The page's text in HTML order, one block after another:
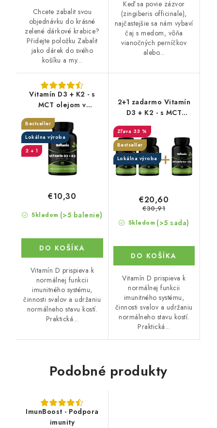
Chcete zabalit svou
objednávku do krásné
zelené dárkové krabice?
Přidejte položku Zabalit
jako dárek do svého
košíku a my...
Keď sa povie zázvor
(zingiberis officinale),
najčastejšie sa nám vybaví
čaj s medom, vôňa
vianočných perníčkov
alebo...
Vitamín D3 + K2 - s
MCT olejom v
Bestseller
Lokálna výroba
2 + 1
Skladom (>5 balenie)
€10,30
DO KOŠÍKA
Vitamín D prispieva k
normálnej funkcii
imunitného systému,
činnosti svalov a udržaniu
normálneho stavu kostí.
Praktická...
2+1 zadarmo Vitamín
D3 + K2 - s MCT
33 %
Bestseller
Lokálna výroba
Skladom (>5 sada)
€20,60
€30,91
DO KOŠÍKA
Vitamín D prispieva k
normálnej funkcii
imunitného systému,
činnosti svalov a udržaniu
normálneho stavu kostí.
Praktická...
Podobné produkty
ImunBoost - Podpora
imunity